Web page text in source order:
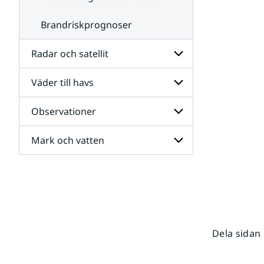
Brandriskprognoser
Radar och satellit
Undersidor
för
Radar
och
satellit
Väder till havs
Undersidor
för
Väder
till
havs
Observationer
Undersidor
för
Mark och vatten
Dela sidan